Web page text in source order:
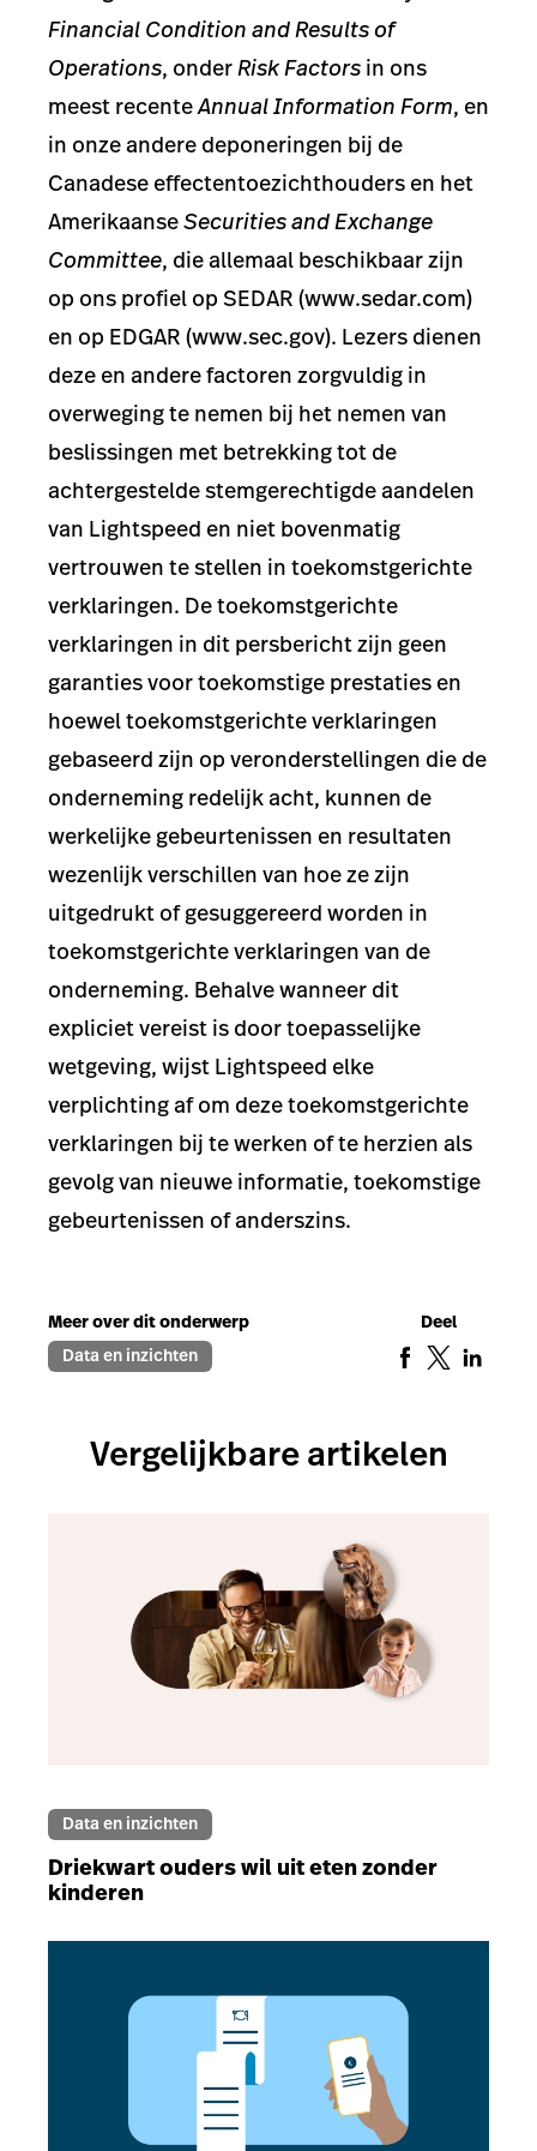
Financial Condition and Results of
Operations, onderRisk Factors in ons
meest recenteAnnual Information Form, en
in onze andere deponeringen bij de
Canadese effectentoezichthouders en het
AmerikaanseSecurities and Exchange
Committee, die allemaal beschikbaar zijn
op ons profiel op SEDAR (www.sedar.com)
en op EDGAR (www.sec.gov). Lezers dienen
deze en andere factoren zorgvuldig in
overweging te nemen bij het nemen van
beslissingen met betrekking tot de
achtergestelde stemgerechtigde aandelen
van Lightspeed en niet bovenmatig
vertrouwen te stellen in toekomstgerichte
verklaringen. De toekomstgerichte
verklaringen in dit persbericht zijn geen
garanties voor toekomstige prestaties en
hoewel toekomstgerichte verklaringen
gebaseerd zijn op veronderstellingen die de
onderneming redelijk acht, kunnen de
werkelijke gebeurtenissen en resultaten
wezenlijk verschillen van hoe ze zijn
uitgedrukt of gesuggereerd worden in
toekomstgerichte verklaringen van de
onderneming. Behalve wanneer dit
expliciet vereist is door toepasselijke
wetgeving, wijst Lightspeed elke
verplichting af om deze toekomstgerichte
verklaringen bij te werken of te herzien als
gevolg van nieuwe informatie, toekomstige
gebeurtenissen of anderszins.
Meer over dit onderwerp
Data en inzichten
Deel
Vergelijkbare artikelen
Data en inzichten
Driekwart ouders wil uit eten zonder
kinderen